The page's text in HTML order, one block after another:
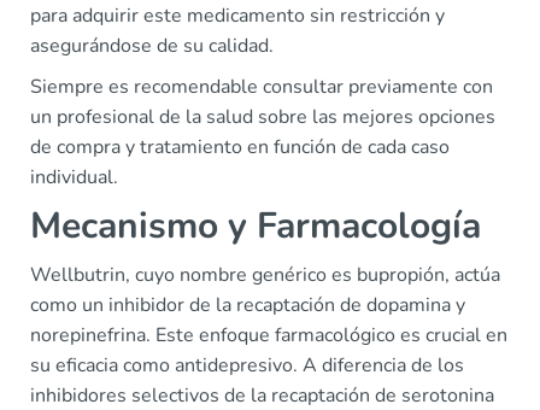
para adquirir este medicamento sin restricción y
asegurándose de su calidad.
Siempre es recomendable consultar previamente con
un profesional de la salud sobre las mejores opciones
de compra y tratamiento en función de cada caso
individual.
Mecanismo y Farmacología
Wellbutrin, cuyo nombre genérico es bupropión, actúa
como un inhibidor de la recaptación de dopamina y
norepinefrina. Este enfoque farmacológico es crucial en
su eficacia como antidepresivo. A diferencia de los
inhibidores selectivos de la recaptación de serotonina